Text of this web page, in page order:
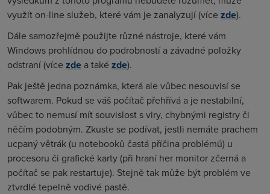
využít on-line služeb, které vám je zanalyzují (více zde).
Dále samozřejmě použijte různé nástroje, které vám
Windows prohlídnou do podrobností a závadné položky
odstraní (více zde a také zde).
Pak ještě jedna poznámka, která ale vůbec nesouvisí se
softwarem. Pokud se váš počítač přehřívá a je nestabilní,
vůbec to nemusí mít souvislost s viry, chybnými registry či
něčím podobným. Zkuste se podívat, jestli nemáte prachem
ucpaný větrák (u notebooků častá příčina problémů) u
procesoru či grafické karty (při hraní her monitor zčerná a
počítač se pak restartuje). Stejně tak může být problém ve
ztvrdlé tepelně vodivé pastě.